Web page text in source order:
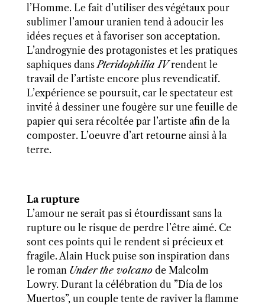
l’Homme. Le fait d’utiliser des végétaux pour
sublimer l’amour uranien tend à adoucir les
idées reçues et à favoriser son acceptation.
L’androgynie des protagonistes et les pratiques
saphiques dans Pteridophilia IVrendent le
travail de l’artiste encore plus revendicatif.
L’expérience se poursuit, car le spectateur est
invité à dessiner une fougère sur une feuille de
papier qui sera récoltée par l’artiste afin de la
composter. L’oeuvre d’art retourne ainsi à la
terre.
La rupture
L’amour ne serait pas si étourdissant sans la
rupture ou le risque de perdre l’être aimé. Ce
sont ces points qui le rendent si précieux et
fragile. Alain Huck puise son inspiration dans
le roman Under the volcanode Malcolm
Lowry. Durant la célébration du ”Día de los
Muertos”, un couple tente de raviver la flamme